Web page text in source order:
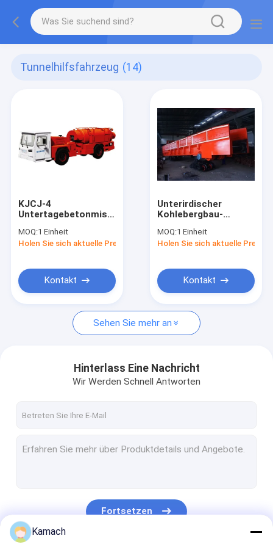
Tunnelhilfsfahrzeug (14)
KJCJ-4
Untertagebetonmischer
System
MOQ:1 Einheit
Holen Sie sich aktuelle Preis
Kontakt
Unterirdischer
Kohlebergbau-
Bergbauerzwagen für
Metallurgie-
MOQ:1 Einheit
Holen Sie sich aktuelle Preis
Kontakt
Sehen Sie mehr an
Hinterlass Eine Nachricht
Wir Werden Schnell Antworten
Fortsetzen
Kamach